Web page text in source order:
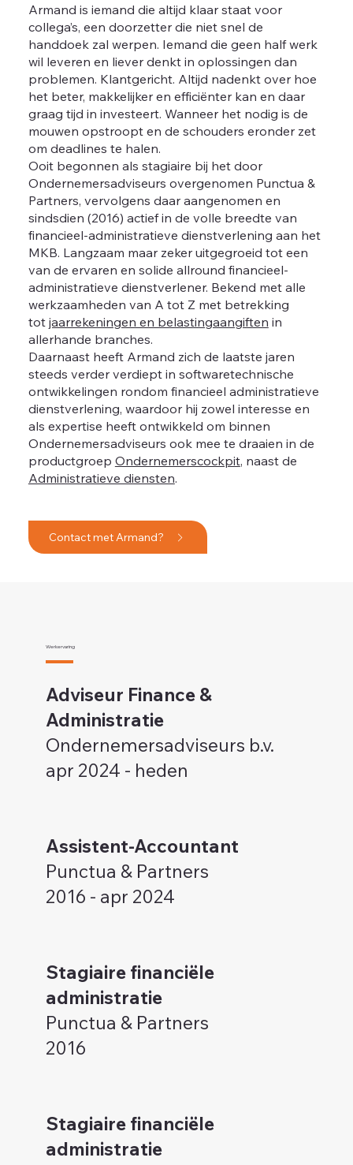
Armand is iemand die altijd klaar staat voor
collega’s, een doorzetter die niet snel de
handdoek zal werpen. Iemand die geen half werk
wil leveren en liever denkt in oplossingen dan
problemen. Klantgericht. Altijd nadenkt over hoe
het beter, makkelijker en efficiënter kan en daar
graag tijd in investeert. Wanneer het nodig is de
mouwen opstroopt en de schouders eronder zet
om deadlines te halen.
Ooit begonnen als stagiaire bij het door
Ondernemersadviseurs overgenomen Punctua &
Partners, vervolgens daar aangenomen en
sindsdien (2016) actief in de volle breedte van
financieel-administratieve dienstverlening aan het
MKB. Langzaam maar zeker uitgegroeid tot een
van de ervaren en solide allround financieel-
administratieve dienstverlener. Bekend met alle
werkzaamheden van A tot Z met betrekking
tot jaarrekeningen en belastingaangiften in
allerhande branches.
Daarnaast heeft Armand zich de laatste jaren
steeds verder verdiept in softwaretechnische
ontwikkelingen rondom financieel administratieve
dienstverlening, waardoor hij zowel interesse en
als expertise heeft ontwikkeld om binnen
Ondernemersadviseurs ook mee te draaien in de
productgroep Ondernemerscockpit, naast de
Administratieve diensten.
Contact met Armand?
Werkervaring
Adviseur Finance &
Administratie
Ondernemersadviseurs b.v.
apr 2024 - heden
Assistent-Accountant
Punctua & Partners
2016 - apr 2024
Stagiaire financiële
administratie
Punctua & Partners
2016
Stagiaire financiële
administratie